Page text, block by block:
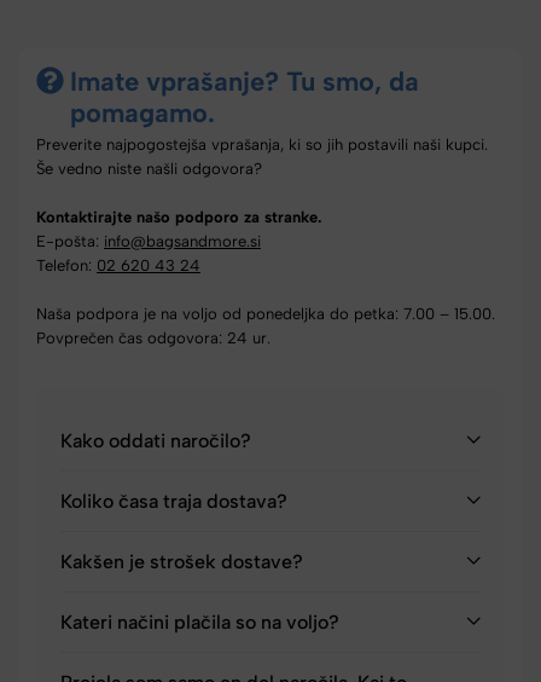
Imate vprašanje? Tu smo, da
pomagamo.
Preverite najpogostejša vprašanja, ki so jih postavili naši kupci.
Še vedno niste našli odgovora?
Kontaktirajte našo podporo za stranke.
E-pošta: info@bagsandmore.si
Telefon: 02 620 43 24
Naša podpora je na voljo od ponedeljka do petka: 7.00 – 15.00.
Povprečen čas odgovora: 24 ur.
Kako oddati naročilo?
Koliko časa traja dostava?
Kakšen je strošek dostave?
Kateri načini plačila so na voljo?